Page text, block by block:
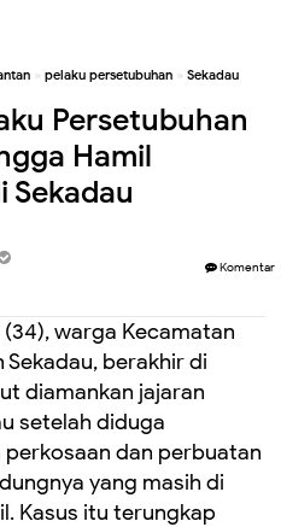
» pelaku persetubuhan » Sekadau
Persetubuhan
Hamil
Sekadau
Komentar
(34), warga Kecamatan
berakhir di
diamankan jajaran
setelah diduga
dan perbuatan
yang masih di
Kasus itu terungkap